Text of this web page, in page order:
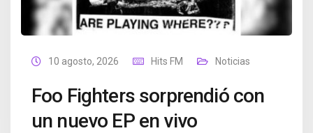
10 agosto, 2026 Hits FM Noticias
Foo Fighters sorprendió con
un nuevo EP en vivo